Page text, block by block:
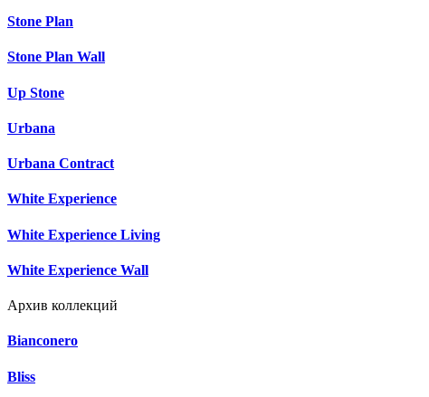
Stone Plan
Stone Plan Wall
Up Stone
Urbana
Urbana Contract
White Experience
White Experience Living
White Experience Wall
Архив коллекций
Bianconero
Bliss